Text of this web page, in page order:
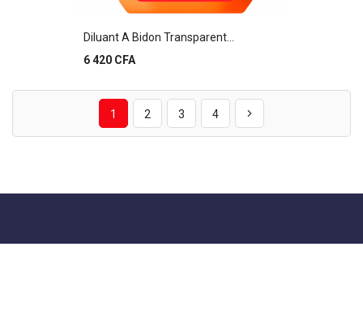
Diluant A Bidon Transparent...
Prix
6 420 CFA
1 2 3 4